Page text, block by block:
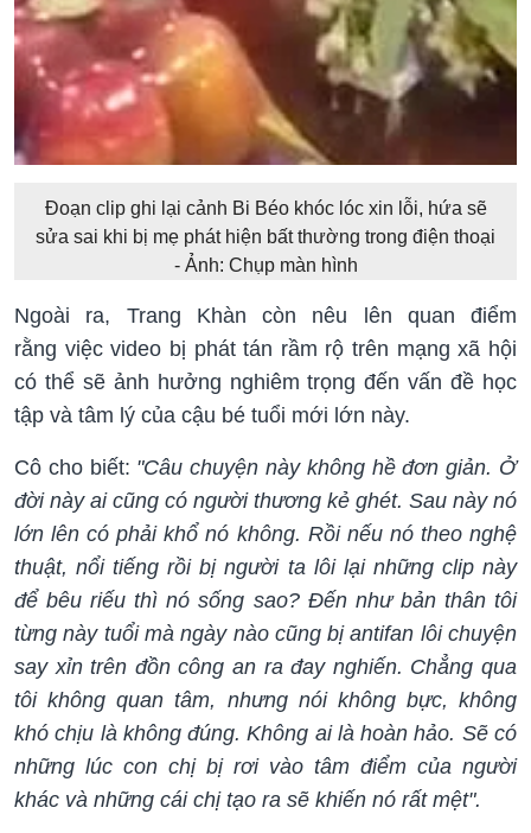
Đoạn clip ghi lại cảnh Bi Béo khóc lóc xin lỗi, hứa sẽ
sửa sai khi bị mẹ phát hiện bất thường trong điện thoại
- Ảnh: Chụp màn hình
Ngoài ra, Trang Khàn còn nêu lên quan điểm
rằng việc video bị phát tán rầm rộ trên mạng xã hội
có thể sẽ ảnh hưởng nghiêm trọng đến vấn đề học
tập và tâm lý của cậu bé tuổi mới lớn này.
Cô cho biết: "Câu chuyện này không hề đơn giản. Ở
đời này ai cũng có người thương kẻ ghét. Sau này nó
lớn lên có phải khổ nó không. Rồi nếu nó theo nghệ
thuật, nổi tiếng rồi bị người ta lôi lại những clip này
để bêu riếu thì nó sống sao? Đến như bản thân tôi
từng này tuổi mà ngày nào cũng bị antifan lôi chuyện
say xỉn trên đồn công an ra đay nghiến. Chẳng qua
tôi không quan tâm, nhưng nói không bực, không
khó chịu là không đúng. Không ai là hoàn hảo. Sẽ có
những lúc con chị bị rơi vào tâm điểm của người
khác và những cái chị tạo ra sẽ khiến nó rất mệt".